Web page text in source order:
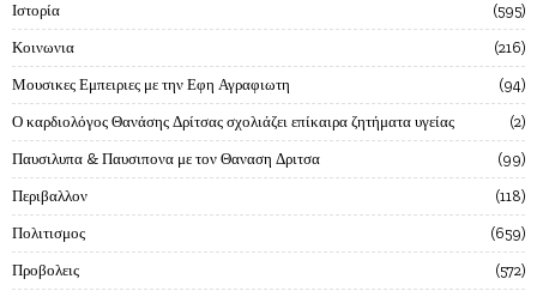
Ιστορία 595
Κοινωνια 216
Μουσικες Εμπειριες με την Εφη Αγραφιωτη 94
Ο καρδιολόγος Θανάσης Δρίτσας σχολιάζει επίκαιρα ζητήματα υγείας 2
Παυσιλυπα & Παυσιπονα με τον Θαναση Δριτσα 99
Περιβαλλον 118
Πολιτισμος 659
Προβολεις 572